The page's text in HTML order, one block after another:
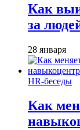
Как
за
28 января
HR-беседы
Как